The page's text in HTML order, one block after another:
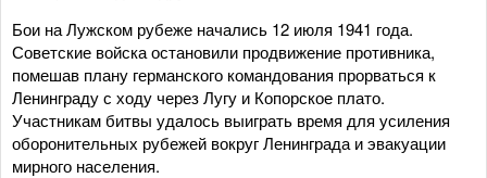
Бои на Лужском рубеже начались 12 июля 1941 года.
Советские войска остановили продвижение противника,
помешав плану германского командования прорваться к
Ленинграду с ходу через Лугу и Копорское плато.
Участникам битвы удалось выиграть время для усиления
оборонительных рубежей вокруг Ленинграда и эвакуации
мирного населения.